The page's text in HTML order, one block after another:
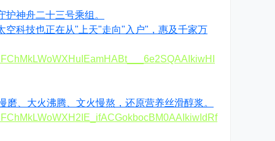
神舟二十三号乘组。
空科技也正在从"上天"走向"入户"，惠及千家万
、大火沸腾、文火慢熬，还原营养丝滑醇浆。